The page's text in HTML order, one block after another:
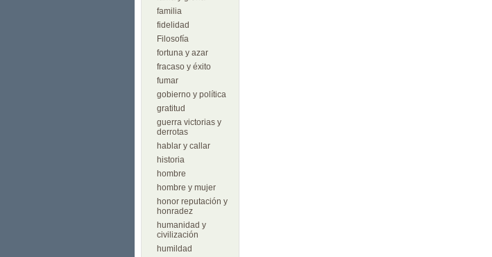
familia
fidelidad
Filosofía
fortuna y azar
fracaso y éxito
fumar
gobierno y política
gratitud
guerra victorias y
derrotas
hablar y callar
historia
hombre
hombre y mujer
honor reputación y
honradez
humanidad y
civilización
humildad